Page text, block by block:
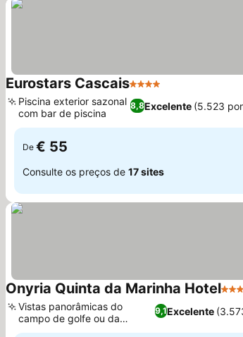
Eurostars Cascais4 Estrelas
8,8Excelente (5.523
Piscina exterior sazonal
com bar de piscina
De € 55
Consulte os preços de 17 sites
Onyria Quinta da Marinha Hotel5
9,1Excelente
Vistas panorâmicas do
campo de golfe ou da
montanha